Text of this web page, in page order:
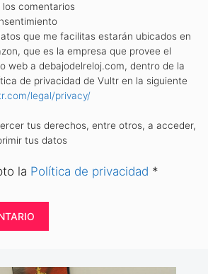
los comentarios
que me facilitas estarán ubicados en
que es la empresa que provee el
web a debajodelreloj.com, dentro de la
de privacidad de Vultr en la siguiente
legal/privacy/
tus derechos, entre otros, a acceder,
tus datos
la Política de privacidad *